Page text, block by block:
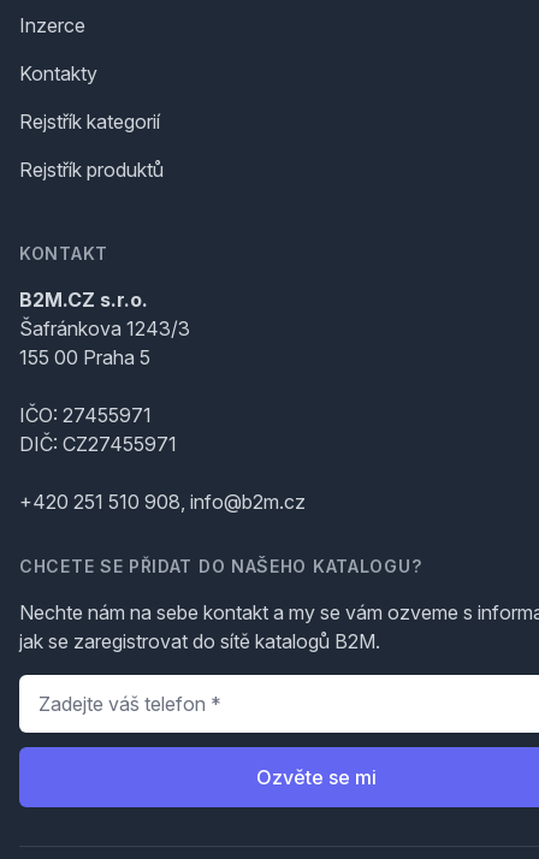
Inzerce
Kontakty
Rejstřík kategorií
Rejstřík produktů
KONTAKT
B2M.CZ s.r.o.
Šafránkova 1243/3
155 00 Praha 5
IČO: 27455971
DIČ: CZ27455971
+420 251 510 908, info@b2m.cz
CHCETE SE PŘIDAT DO NAŠEHO KATALOGU?
Nechte nám na sebe kontakt a my se vám ozveme s
jak se zaregistrovat do sítě katalogů B2M.
Telefon
Ozvěte se mi